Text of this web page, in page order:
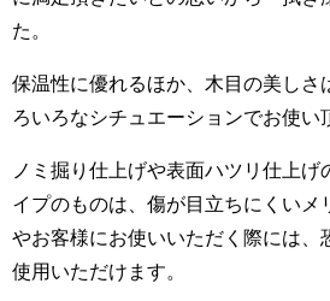
た。
保温性に優れるほか、木目の美しさ
ろいろなシチュエーションでお使い
ノミ掘り仕上げや表面ハツリ仕上げ
イプのものは、傷が目立ちにくいメ
やお客様にお使いいただく際には、
使用いただけます。